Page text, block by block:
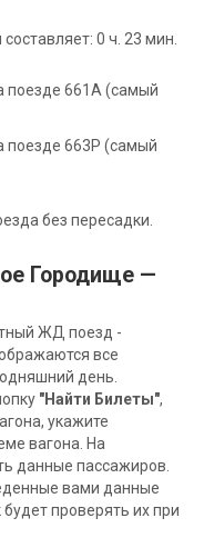
0 ч. 23 мин.
поезде 661А (самый
поезде 663Р (самый
без пересадки.
Городище —
ЖД поезд -
все
день.
"Найти Билеты",
укажите
вагона. На
данные пассажиров.
вами данные
проверять их при